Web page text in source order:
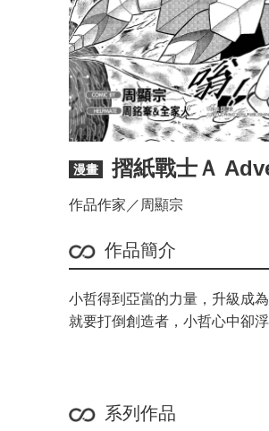
漫畫 摺紙戰士Ａ
作品作家／周顯宗
作品簡介
小哲得到亞當的力量，升級成
就要打倒創造者，小哲心中卻
系列作品